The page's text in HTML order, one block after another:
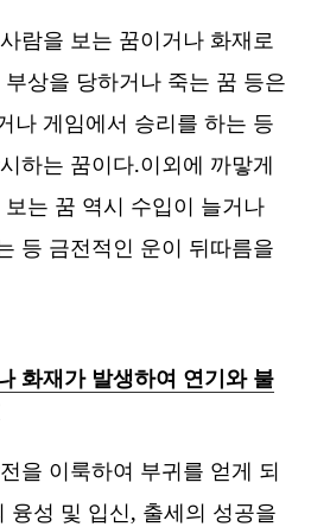
람을 보는 꿈이거나 화재로
상을 당하거나 죽는 꿈 등은
나 게임에서 승리를 하는 등
하는 꿈이다.이외에 까맣게
는 꿈 역시 수입이 늘거나
등 금전적인 운이 뒤따름을
화재가 발생하여 연기와 불
을 이룩하여 부귀를 얻게 되
융성 및 입신, 출세의 성공을